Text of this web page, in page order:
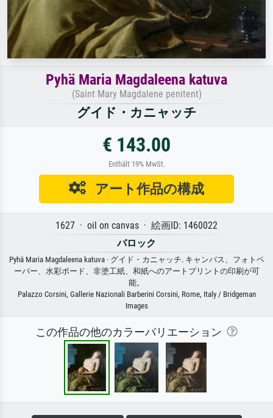
Pyhä Maria Magdaleena katuva
(Saint Mary Magdalene penitent)
グイド・カニャッチ
€ 143.00
Enthält 19% MwSt.
アート作品の構成
1627 · oil on canvas · 絵画ID: 1460022
バロック
Pyhä Maria Magdaleena katuva · グイド・カニャッチ. キャンバス、フォトペ
ーパー、水彩ボード、非塗工紙、和紙へのアートプリントの印刷が可
能。
Palazzo Corsini, Gallerie Nazionali Barberini Corsini, Rome, Italy / Bridgeman
Images
この作品の他のカラーバリエーション